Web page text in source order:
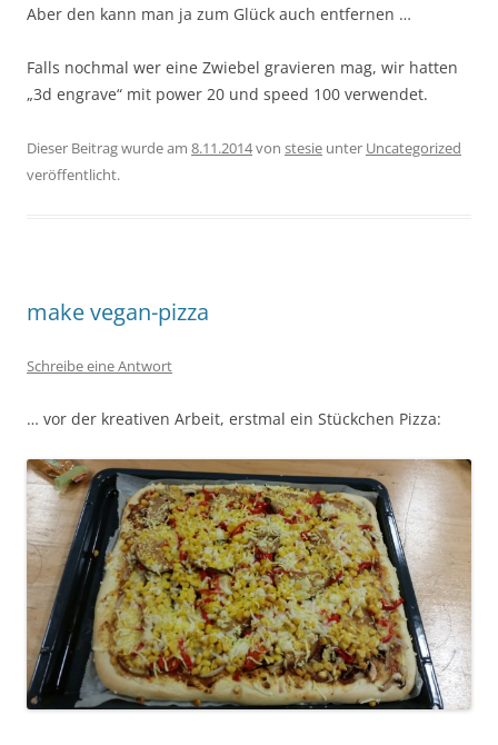
Aber den kann man ja zum Glück auch entfernen …
Falls nochmal wer eine Zwiebel gravieren mag, wir hatten
„3d engrave“ mit power 20 und speed 100 verwendet.
Dieser Beitrag wurde am 8.11.2014von stesie unter Uncategorized
veröffentlicht.
make vegan-pizza
Schreibe eine Antwort
… vor der kreativen Arbeit, erstmal ein Stückchen Pizza: